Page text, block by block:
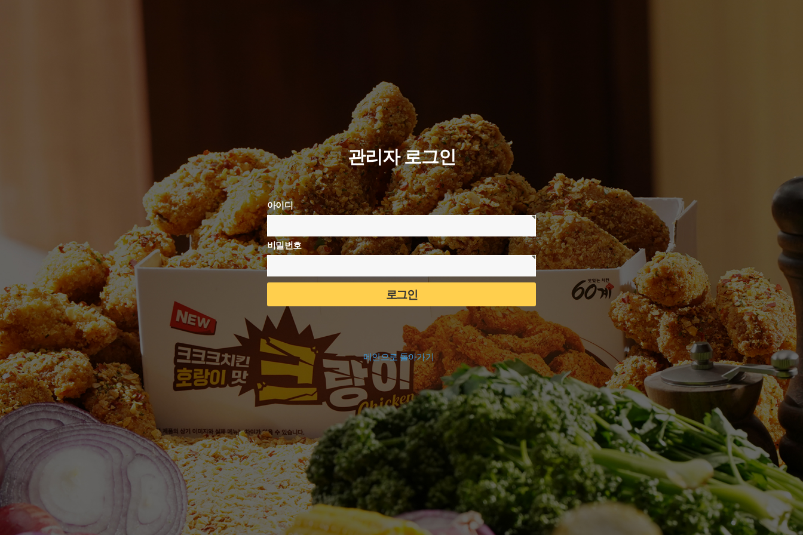
관리자 로그인
아이디
비밀번호
메인으로 돌아가기